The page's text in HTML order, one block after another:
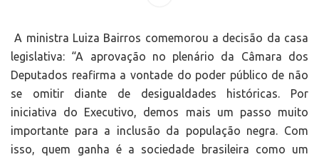
A ministra Luiza Bairros comemorou a decisão da casa
legislativa: “A aprovação no plenário da Câmara dos
Deputados reafirma a vontade do poder público de não
se omitir diante de desigualdades históricas. Por
iniciativa do Executivo, demos mais um passo muito
importante para a inclusão da população negra. Com
isso, quem ganha é a sociedade brasileira como um